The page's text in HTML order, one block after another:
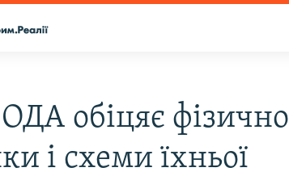
обіцяє фізично
і схеми їхньої